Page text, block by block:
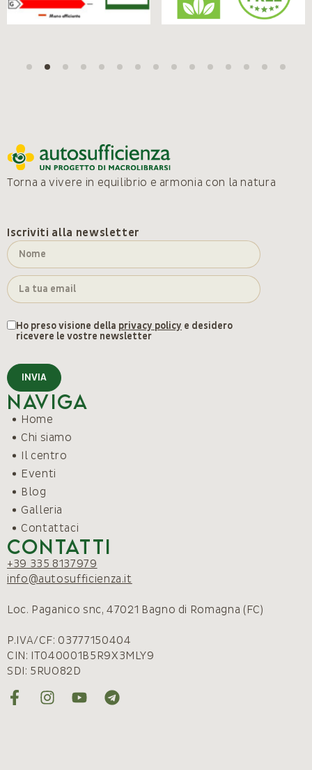
Torna a vivere in equilibrio e armonia con la natura
Iscriviti alla newsletter
Ho preso visione della privacy policy e desidero
ricevere le vostre newsletter
INVIA
Naviga
Home
Chi siamo
Il centro
Eventi
Blog
Galleria
Contattaci
Contatti
+39 335 8137979
info@autosufficienza.it
Loc. Paganico snc, 47021 Bagno di Romagna (FC)
P.IVA/CF: 03777150404
CIN: IT040001B5R9X3MLY9
SDI: 5RUO82D